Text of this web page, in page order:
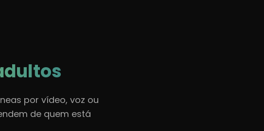
por vídeo, voz ou
de quem está